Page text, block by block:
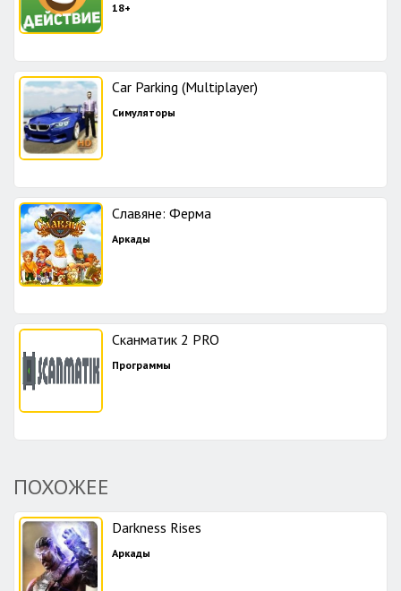
18+
Car Parking (Multiplayer)
Симуляторы
Славяне: Ферма
Аркады
Сканматик 2 PRO
Программы
ПОХОЖЕЕ
Darkness Rises
Аркады